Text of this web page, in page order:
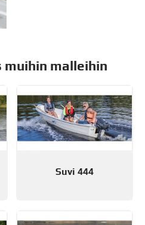
muihin malleihin
Suvi 444